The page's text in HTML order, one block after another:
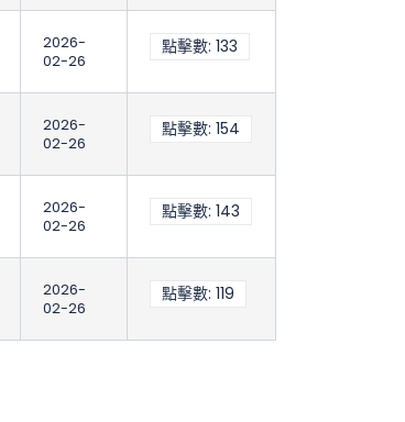
2026-
02-26
點擊數: 133
2026-
02-26
點擊數: 154
2026-
02-26
點擊數: 143
2026-
02-26
點擊數: 119